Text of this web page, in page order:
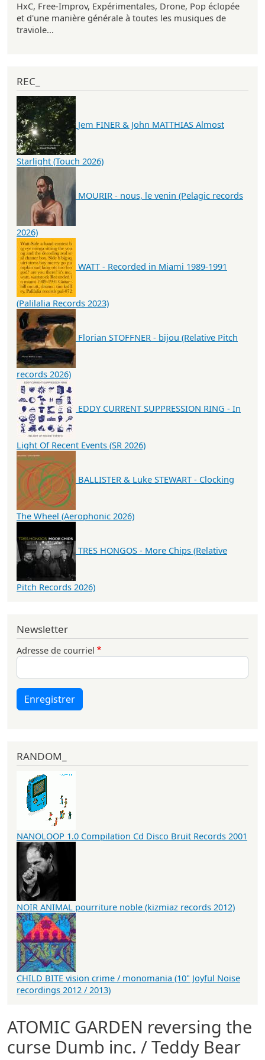
ATOMIC GARDEN reversing the
curse Dumb inc. / Teddy Bear
HxC, Free-Improv, Expérimentales, Drone, Pop éclopée
et d'une manière générale à toutes les musiques de
traviole...
REC_
Jem FINER & John MATTHIAS Almost
Starlight (Touch 2026)
MOURIR - nous, le venin (Pelagic records
2026)
WATT - Recorded in Miami 1989-1991
(Palilalia Records 2023)
Florian STOFFNER - bijou (Relative Pitch
records 2026)
EDDY CURRENT SUPPRESSION RING - In
Light Of Recent Events (SR 2026)
BALLISTER & Luke STEWART - Clocking
The Wheel (Aerophonic 2026)
TRES HONGOS - More Chips (Relative
Pitch Records 2026)
Newsletter
Adresse de courriel
Enregistrer
RANDOM_
NANOLOOP 1.0 Compilation Cd Disco Bruit Records 2001
NOIR ANIMAL pourriture noble (kizmiaz records 2012)
CHILD BITE vision crime / monomania (10" Joyful Noise
recordings 2012 / 2013)